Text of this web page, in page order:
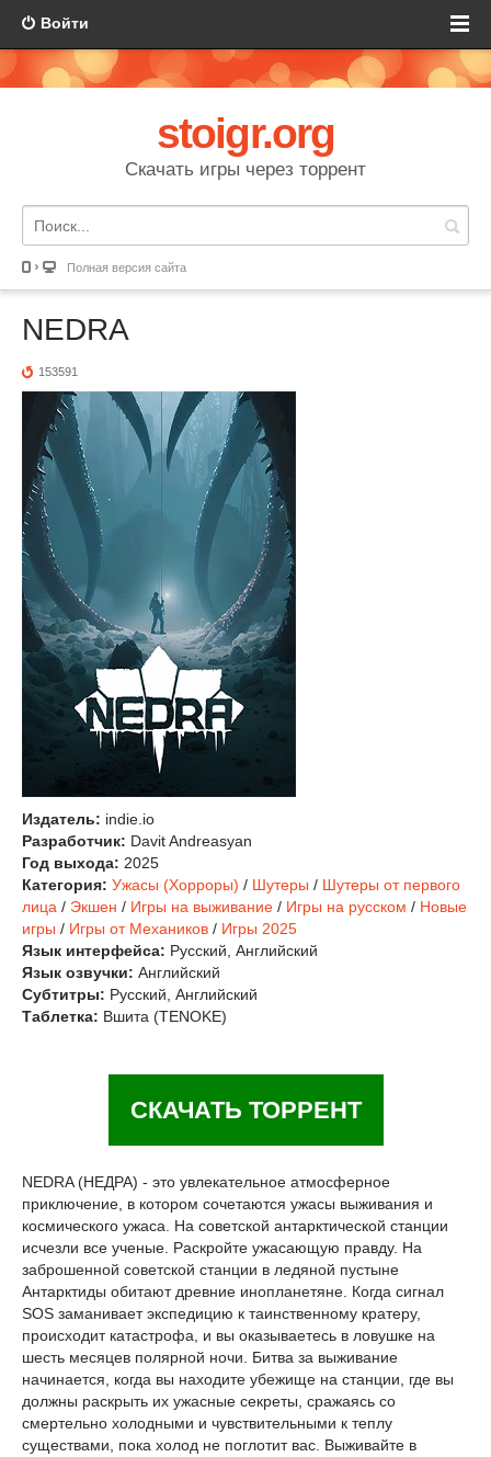
Войти
stoigr.org
Скачать игры через торрент
Полная версия сайта
NEDRA
153591
Издатель: indie.io
Разработчик: Davit Andreasyan
Год выхода: 2025
Категория: Ужасы (Хорроры) / Шутеры / Шутеры от первого
лица / Экшен / Игры на выживание / Игры на русском / Новые
игры / Игры от Механиков / Игры 2025
Язык интерфейса: Русский, Английский
Язык озвучки: Английский
Субтитры: Русский, Английский
Таблетка: Вшита (TENOKE)
СКАЧАТЬ ТОРРЕНТ
NEDRA (НЕДРА) - это увлекательное атмосферное
приключение, в котором сочетаются ужасы выживания и
космического ужаса. На советской антарктической станции
исчезли все ученые. Раскройте ужасающую правду. На
заброшенной советской станции в ледяной пустыне
Антарктиды обитают древние инопланетяне. Когда сигнал
SOS заманивает экспедицию к таинственному кратеру,
происходит катастрофа, и вы оказываетесь в ловушке на
шесть месяцев полярной ночи. Битва за выживание
начинается, когда вы находите убежище на станции, где вы
должны раскрыть их ужасные секреты, сражаясь со
смертельно холодными и чувствительными к теплу
существами, пока холод не поглотит вас. Выживайте в